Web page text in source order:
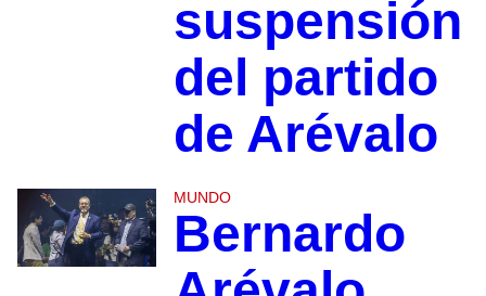
suspensión
del partido
de Arévalo
MUNDO
Bernardo